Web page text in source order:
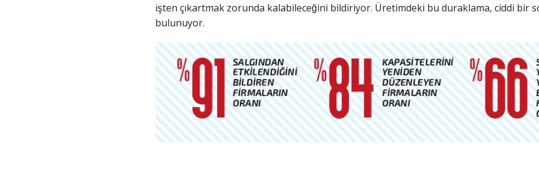
işten çıkartmak zorunda kalabileceğini bildiriyor. Üretimdeki bu duraklama, ciddi bir
bulunuyor.